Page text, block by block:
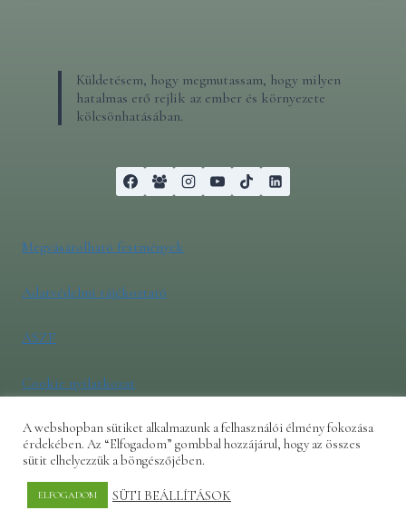
Küldetésem, hogy megmutassam, hogy milyen
hatalmas erő rejlik az ember és környezete
kölcsönhatásában.
Megvásárolható festmények
Adatvédelmi tájékoztató
ÁSZF
Cookie nyilatkozat
© 2026 GyetvaiDesign.hu - WordPress Theme by
A webshopban sütiket alkalmazunk a felhasználói élmény fokozása
érdekében. Az “Elfogadom” gombbal hozzájárul, hogy az összes
sütit elhelyezzük a böngészőjében.
ELFOGADOM SÜTI BEÁLLÍTÁSOK